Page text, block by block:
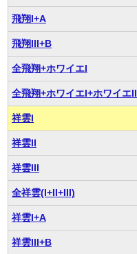
飛翔I+A
飛翔III+B
全飛翔+ホワイエI
全飛翔+ホワイエI+ホワイエII
祥雲I
祥雲II
祥雲III
全祥雲(I+II+III)
祥雲I+A
祥雲III+B